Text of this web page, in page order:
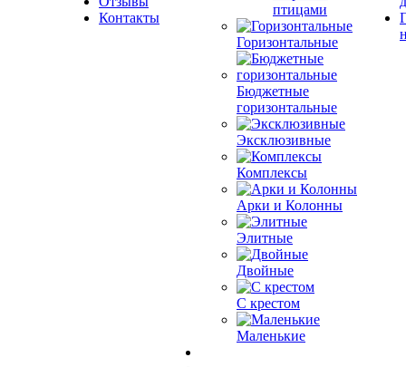
Контакты
птицами
Горизонтальные
Бюджетные
горизонтальные
Эксклюзивные
Комплексы
Арки и Колонны
Элитные
Двойные
С крестом
Маленькие